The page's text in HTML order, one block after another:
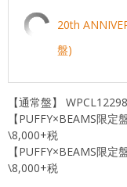
20th
盤)
【通常盤】
【PUFFY×BEAMS限
\8,000+税
【PUFFY×BEAMS限
\8,000+税